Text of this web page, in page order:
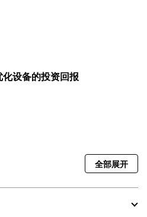
化设备的投资回报
全部展开